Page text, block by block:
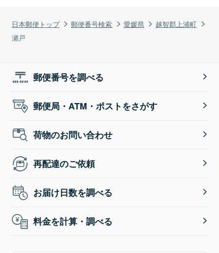
日本郵便トップ 郵便番号検索 愛媛県
越智郡上浦町
瀬戸
郵便番号を調べる
郵便局・ATM・ポストをさがす
荷物のお問い合わせ
再配達のご依頼
お届け日数を調べる
料金を計算・調べる